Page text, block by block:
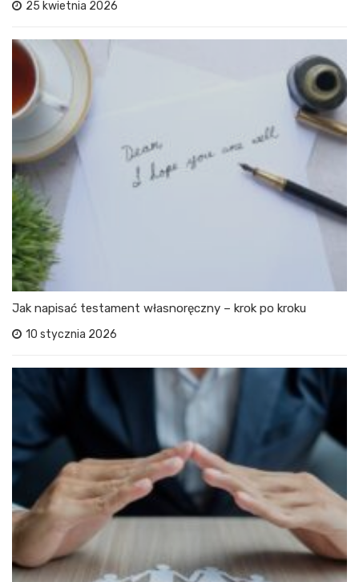
25 kwietnia 2026
Jak napisać testament własnoręczny – krok po kroku
10 stycznia 2026